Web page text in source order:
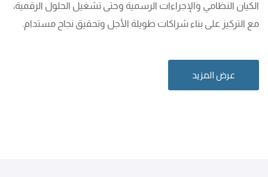
الكيان النظامي والإجراءات الرسمية وحتى تشغيل الحلول الرقمية،
مع التركيز على بناء شراكات طويلة الأجل وتحقيق نجاح مستدام.
عرض المزيد